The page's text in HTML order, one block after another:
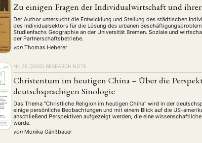
Aktuelles von unseren Mitgliedern (4) Art (5) ASIEN
Bildung (22) Calls for… (1287) Cinema (4) DGA (92)
Geografie (2) Geschichte Gesellschaft
Lecture Literatur
Politik (417) Politikwissenschaften
Recht (20) Religion (75) Sozialwissenschaften (4) Sprache
Stipendium (53) Studium (21)
Umwelt (45) Veranstaltung (788) Webinar (28)
Zu einigen Fragen der Individualwirtschaft und
Der Author untersucht die Entwicklung und Stellung des städtischen
des Individualsektors für die Lösung des urbanen
Studienfachs Geographie an der Universität Bremen. Soziale und
der Partnerschaftsbetriebe.
von Thomas Heberer
Nr. 76 (2000) RESEARCH NOTE
Christentum im heutigen China – Über die
deutschsprachigen Sinologie
Das Thema "Christliche Religion im heutigen China" wird in der
einige persönliche Beobachtungen und mit einem Blick auf die US-
anschließend Perspektiven aufgezeigt werden, die eine
würde.
von Monika Gänßbauer